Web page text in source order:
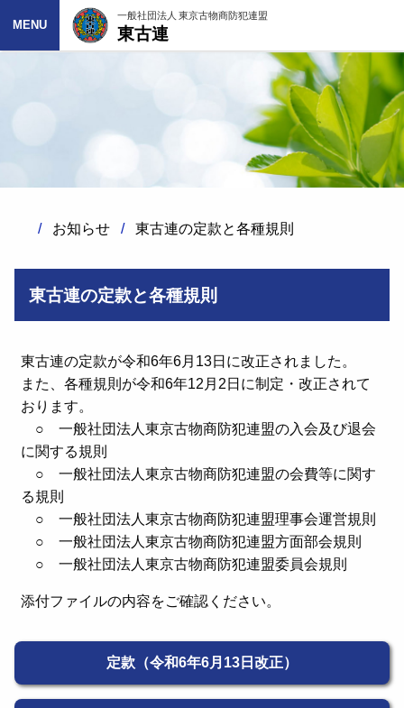
MENU
一般社団法人 東京古物商防犯連盟
東古連
お知らせ 東古連の定款と各種規則
東古連の定款と各種規則
東古連の定款が令和6年6月13日に改正されました。
また、各種規則が令和6年12月2日に制定・改正されて
おります。
○ 一般社団法人東京古物商防犯連盟の入会及び退会
に関する規則
○ 一般社団法人東京古物商防犯連盟の会費等に関す
る規則
○ 一般社団法人東京古物商防犯連盟理事会運営規則
○ 一般社団法人東京古物商防犯連盟方面部会規則
○ 一般社団法人東京古物商防犯連盟委員会規則
添付ファイルの内容をご確認ください。
定款（令和6年6月13日改正）